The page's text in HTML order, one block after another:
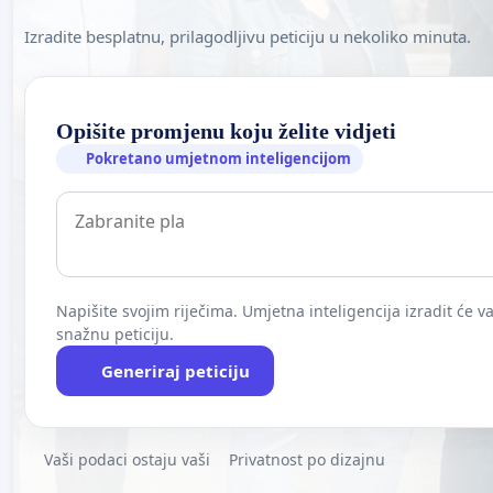
Izradite besplatnu, prilagodljivu peticiju u nekoliko minuta.
Opišite promjenu koju želite vidjeti
Pokretano umjetnom inteligencijom
Napišite svojim riječima. Umjetna inteligencija izradit će
snažnu peticiju.
Generiraj peticiju
Vaši podaci ostaju vaši Privatnost po dizajnu